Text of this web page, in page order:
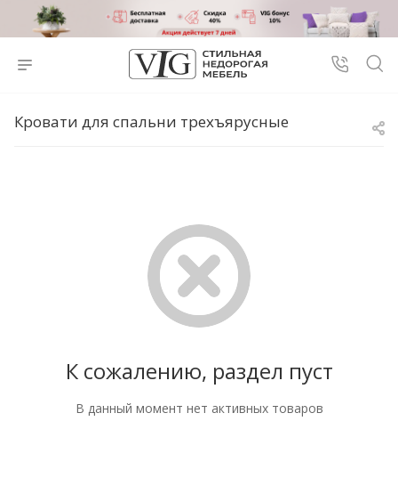
Кровати для спальни трехъярусные
К сожалению, раздел пуст
В данный момент нет активных товаров